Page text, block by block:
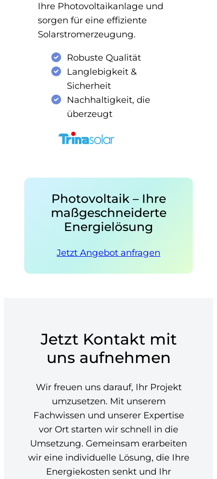
Ihre Photovoltaikanlage und
sorgen für eine effiziente
Solarstromerzeugung.
Robuste Qualität
Langlebigkeit &
Sicherheit
Nachhaltigkeit, die
überzeugt
Photovoltaik – Ihre
maßgeschneiderte
Energielösung
Jetzt Angebot anfragen
Jetzt Kontakt mit
uns aufnehmen
Wir freuen uns darauf, Ihr Projekt
umzusetzen. Mit unserem
Fachwissen und unserer Expertise
vor Ort starten wir schnell in die
Umsetzung. Gemeinsam erarbeiten
wir eine individuelle Lösung, die Ihre
Energiekosten senkt und Ihr